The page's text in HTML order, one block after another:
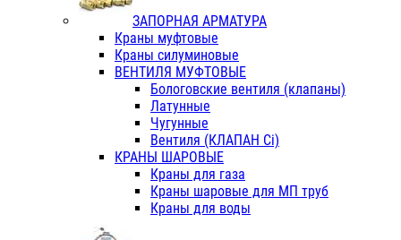
ЗАПОРНАЯ АРМАТУРА
Краны муфтовые
Краны силуминовые
ВЕНТИЛЯ МУФТОВЫЕ
Бологовские вентиля (клапаны)
Латунные
Чугунные
Вентиля (КЛАПАН Сi)
КРАНЫ ШАРОВЫЕ
Краны для газа
Краны шаровые для МП труб
Краны для воды